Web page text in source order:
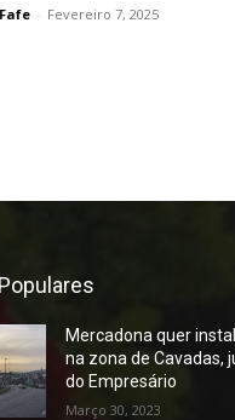
- Fevereiro 7, 2025
Mercadona quer
na zona de Cavadas,
do Empresário
Março 30, 2023